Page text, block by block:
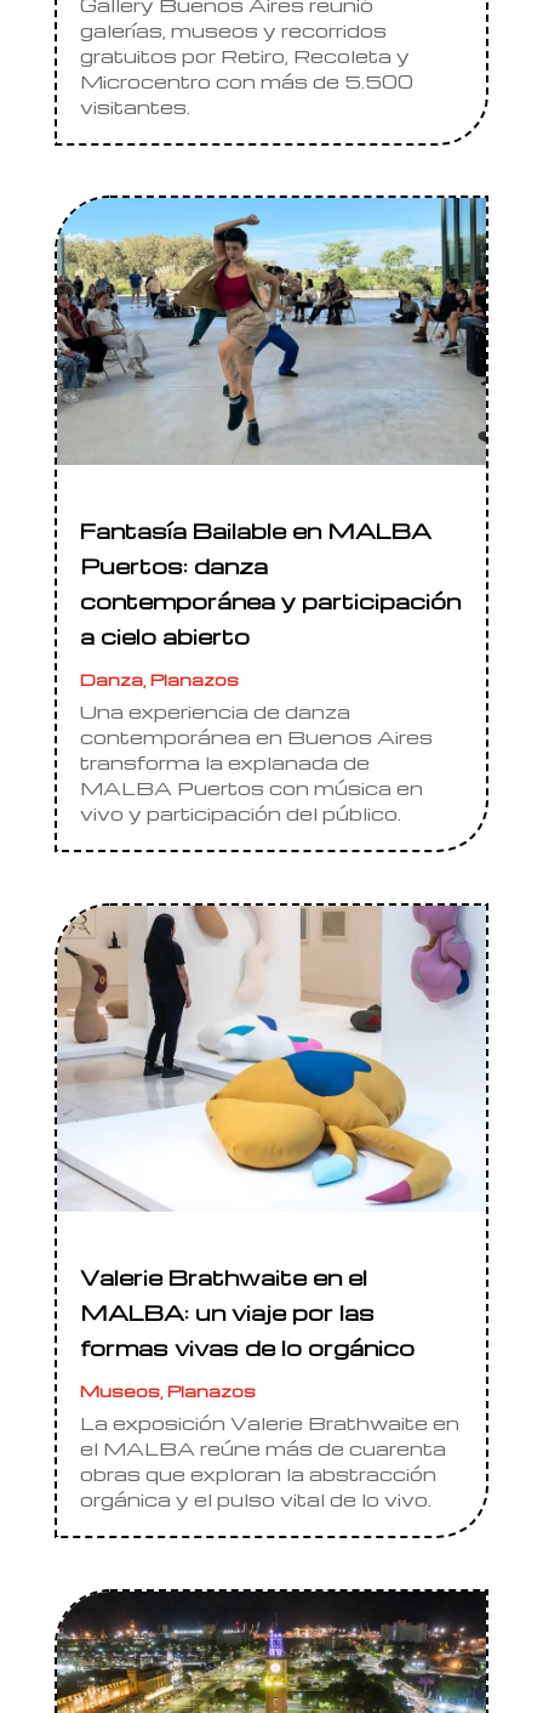
Gallery Buenos Aires reunió
galerías, museos y recorridos
gratuitos por Retiro, Recoleta y
Microcentro con más de 5.500
visitantes.
Fantasía Bailable en MALBA
Puertos: danza
contemporánea y participación
a cielo abierto
Danza, Planazos
Una experiencia de danza
contemporánea en Buenos Aires
transforma la explanada de
MALBA Puertos con música en
vivo y participación del público.
Valerie Brathwaite en el
MALBA: un viaje por las
formas vivas de lo orgánico
Museos,Planazos
La exposición Valerie Brathwaite en
el MALBA reúne más de cuarenta
obras que exploran la abstracción
orgánica y el pulso vital de lo vivo.